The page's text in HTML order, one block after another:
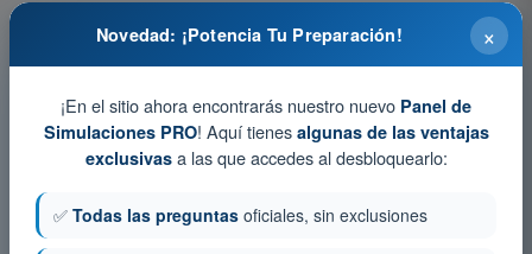
×
Novedad: ¡Potencia Tu Preparación!
¡En el sitio ahora encontrarás nuestro nuevo Panel de
Simulaciones PRO! Aquí tienes algunas de las ventajas
exclusivasa las que accedes al desbloquearlo:
✅ Todas las preguntas oficiales, sin exclusiones